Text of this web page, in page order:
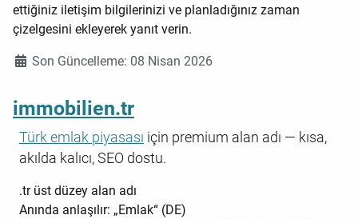
ettiğiniz iletişim bilgilerinizi ve planladığınız zaman
çizelgesini ekleyerek yanıt verin.
Ayrıntılar
Son Güncelleme: 08 Nisan 2026
immobilien.tr
Türk emlak piyasası için premium alan adı — kısa,
akılda kalıcı, SEO dostu.
.tr üst düzey alan adı
Anında anlaşılır: „Emlak“ (DE)